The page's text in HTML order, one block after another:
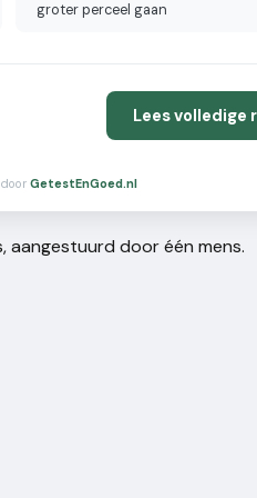
groter perceel gaan
Lees volledige
GetestEnGoed.nl
aangestuurd door één mens.